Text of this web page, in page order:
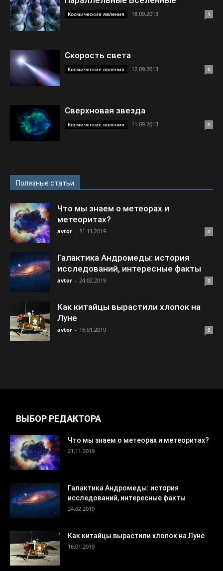
Космические явления 18.09.2013 1
Скорость света
Космические явления 12.09.2013 0
Сверхновая звезда
Космические явления 11.09.2013 0
Полезные статьи
Что мы знаем о метеорах и
метеоритах?
avtor - 21.11.2019 0
Галактика Андромеды: история
исследований, интересные факты
avtor - 24.02.2019 0
Как китайцы вырастили хлопок на
Луне
avtor - 16.01.2019 0
ВЫБОР РЕДАКТОРА
Что мы знаем о метеорах и метеоритах?
21.11.2019
Галактика Андромеды: история
исследований, интересные факты
24.02.2019
Как китайцы вырастили хлопок на Луне
16.01.2019